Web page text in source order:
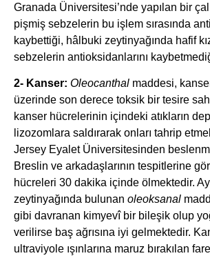
Granada Üniversitesi’nde yapılan bir
pişmiş sebzelerin bu işlem sırasında
kaybettiği, hâlbuki zeytinyağında hafif
sebzelerin antioksidanlarını
2- Kanser: Oleocanthal maddesi,
üzerinde son derece toksik bir tesire
kanser hücrelerinin içindeki atıkların
lizozomlara saldırarak onları tahrip
Jersey Eyalet Üniversitesinden
Breslin ve arkadaşlarının tespitlerine
hücreleri 30 dakika içinde ölmektedir.
zeytinyağında bulunan oleoksanal
gibi davranan kimyevî bir bileşik olup
verilirse baş ağrısına iyi gelmektedir.
ultraviyole ışınlarına maruz bırakılan